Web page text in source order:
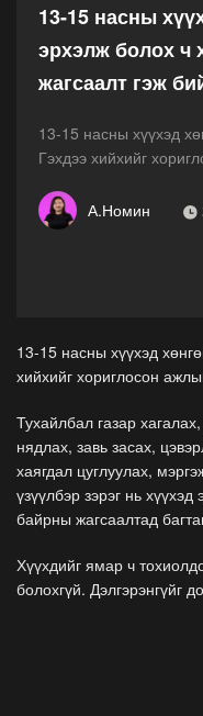
13-15 насны
эрхэлж болох ч
жагсаалт гэж
13-15 насны хүүхэд
Гэхдээ хийхийг
А.Номин
13-15 насны хүүхэд
хийхийг хориглосон
Тухайлбал газар
нядлах, завь засах,
хаягдал цуглуулах,
үзүүлбэр зэрэг нь
байрны жагсаалтад
Хүүхдийг ямар ч
болохгүй. Дэлгэрэнгүйг